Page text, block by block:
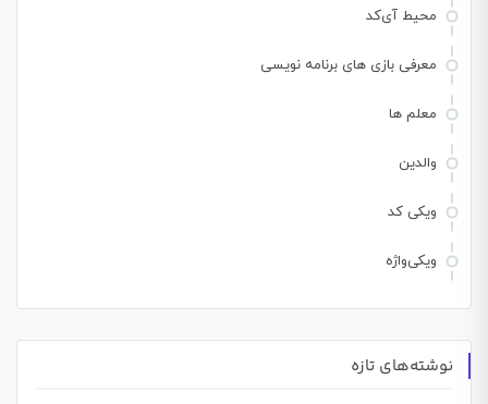
محیط آی‌کد
معرفی بازی های برنامه نویسی
معلم ها
والدین
ویکی کد
ویکی‌واژه
نوشته‌های تازه